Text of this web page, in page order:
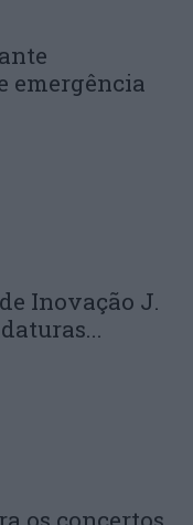
emergência
Inovação J.